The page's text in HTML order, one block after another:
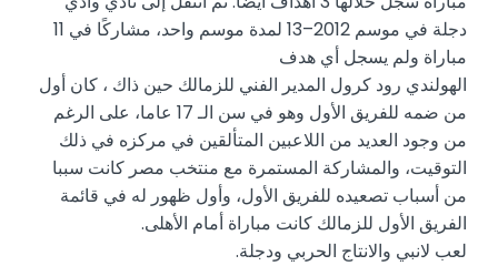
دجلة في موسم 2012–13 لمدة موسم واحد، مشاركًا في 11
مباراة ولم يسجل أي هدف
الهولندي رود كرول المدير الفني للزمالك حين ذاك ، كان أول
من ضمه للفريق الأول وهو في سن الـ 17 عاما، على الرغم
من وجود العديد من اللاعبين المتألقين في مركزه في ذلك
التوقيت، والمشاركة المستمرة مع منتخب مصر كانت سببا
من أسباب تصعيده للفريق الأول، وأول ظهور له في قائمة
الفريق الأول للزمالك كانت مباراة أمام الأهلى.
لعب لانبي والانتاج الحربي ودجلة.